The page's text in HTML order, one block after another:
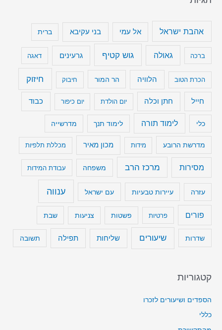
אהבת ישראל אל עמי בני עקיבא ברית
ברכה גאולה גוש קטיף גרעינים דאגה
הכרת הטוב הלוויה הר המור חיבוק חיזוק
חייל חתן וכלה יום הולדת יום כיפור כבוד
כלי לימוד תורה לימוד תנך מדרשייה
מדרשת הרובע מידות מכון מאיר מכללת תלפיות
מסירות מרכז הרב משפחה עבודת המידות
עזרה עיירות טבעיות עם ישראל ענווה
פורים פרטיות פשטות צניעות שבת
שדרות שיעורים שליחות תפילה תשובה
קטגוריות
הספדים ושיעורים לזכרו
כללי